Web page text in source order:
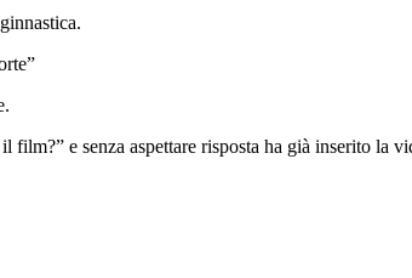
film?” e senza aspettare risposta ha già inserito